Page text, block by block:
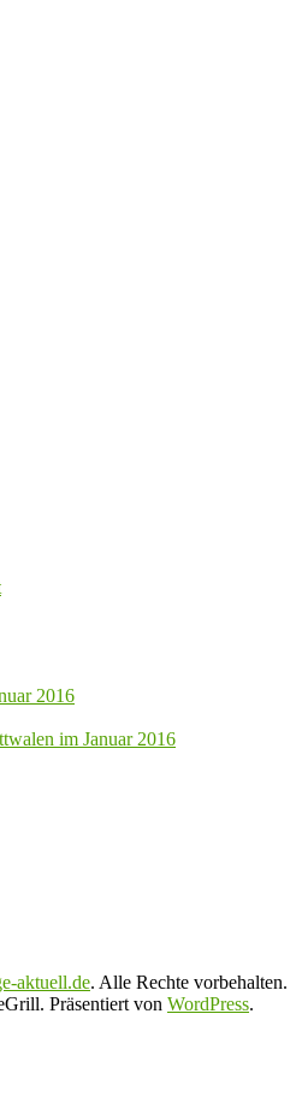
2016
im Januar 2016
aktuell.de. Alle Rechte vorbehalten.
Präsentiert von WordPress.